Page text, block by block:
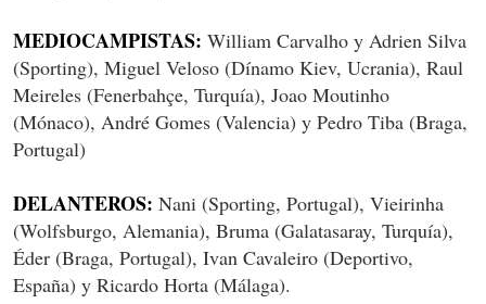
MEDIOCAMPISTAS: William Carvalho y Adrien Silva
(Sporting), Miguel Veloso (Dínamo Kiev, Ucrania), Raul
Meireles (Fenerbahçe, Turquía), Joao Moutinho
(Mónaco), André Gomes (Valencia) y Pedro Tiba (Braga,
Portugal)
DELANTEROS: Nani (Sporting, Portugal), Vieirinha
(Wolfsburgo, Alemania), Bruma (Galatasaray, Turquía),
Éder (Braga, Portugal), Ivan Cavaleiro (Deportivo,
España) y Ricardo Horta (Málaga).